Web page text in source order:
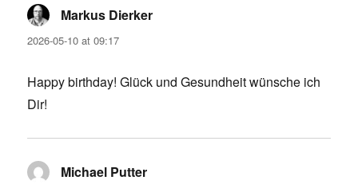
Markus Dierker
2026-05-10 at 09:17
Happy birthday! Glück und Gesundheit wünsche ich
Dir!
Michael Putter